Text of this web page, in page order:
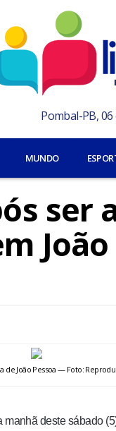
Pombal-PB,
MUNDO
ser
João
de João Pessoa — Foto:
deste sábado